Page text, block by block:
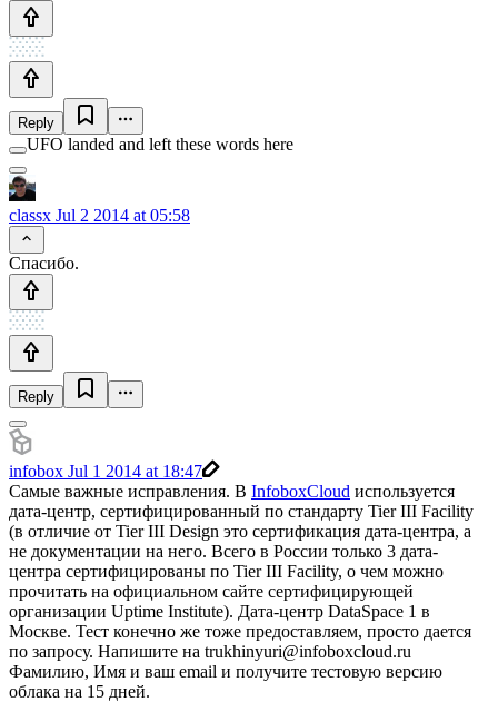
Reply
UFO landed and left these words here
classx Jul 2 2014 at 05:58
Спасибо.
Reply
infobox Jul 1 2014 at 18:47
Самые важные исправления. В InfoboxCloud используется
дата-центр, сертифицированный по стандарту Tier III Facility
(в отличие от Tier III Design это сертификация дата-центра, а
не документации на него. Всего в России только 3 дата-
центра сертифицированы по Tier III Facility, о чем можно
прочитать на официальном сайте сертифицирующей
организации Uptime Institute). Дата-центр DataSpace 1 в
Москве. Тест конечно же тоже предоставляем, просто дается
по запросу. Напишите на trukhinyuri@infoboxcloud.ru
Фамилию, Имя и ваш email и получите тестовую версию
облака на 15 дней.